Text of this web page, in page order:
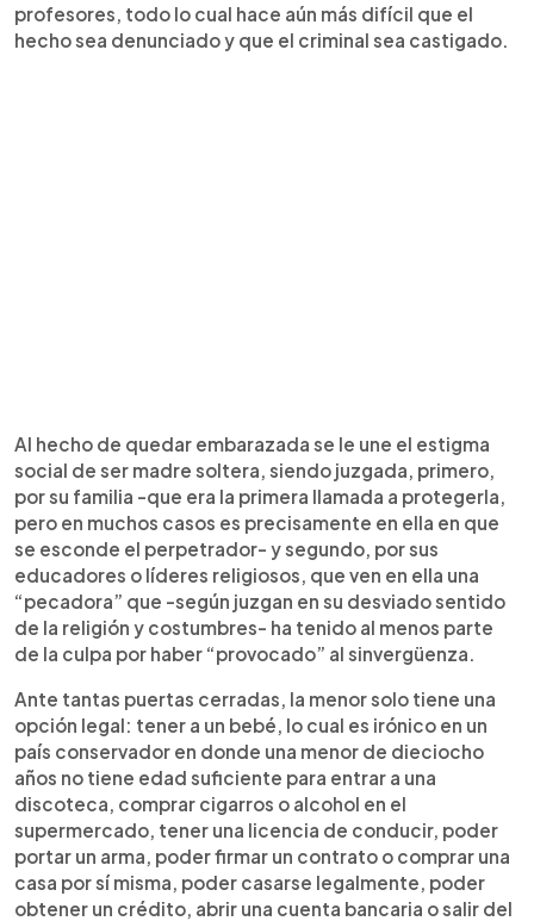
profesores, todo lo cual hace aún más difícil que el
hecho sea denunciado y que el criminal sea castigado.
Al hecho de quedar embarazada se le une el estigma
social de ser madre soltera, siendo juzgada, primero,
por su familia -que era la primera llamada a protegerla,
pero en muchos casos es precisamente en ella en que
se esconde el perpetrador- y segundo, por sus
educadores o líderes religiosos, que ven en ella una
“pecadora” que -según juzgan en su desviado sentido
de la religión y costumbres- ha tenido al menos parte
de la culpa por haber “provocado” al sinvergüenza.
Ante tantas puertas cerradas, la menor solo tiene una
opción legal: tener a un bebé, lo cual es irónico en un
país conservador en donde una menor de dieciocho
años no tiene edad suficiente para entrar a una
discoteca, comprar cigarros o alcohol en el
supermercado, tener una licencia de conducir, poder
portar un arma, poder firmar un contrato o comprar una
casa por sí misma, poder casarse legalmente, poder
obtener un crédito, abrir una cuenta bancaria o salir del